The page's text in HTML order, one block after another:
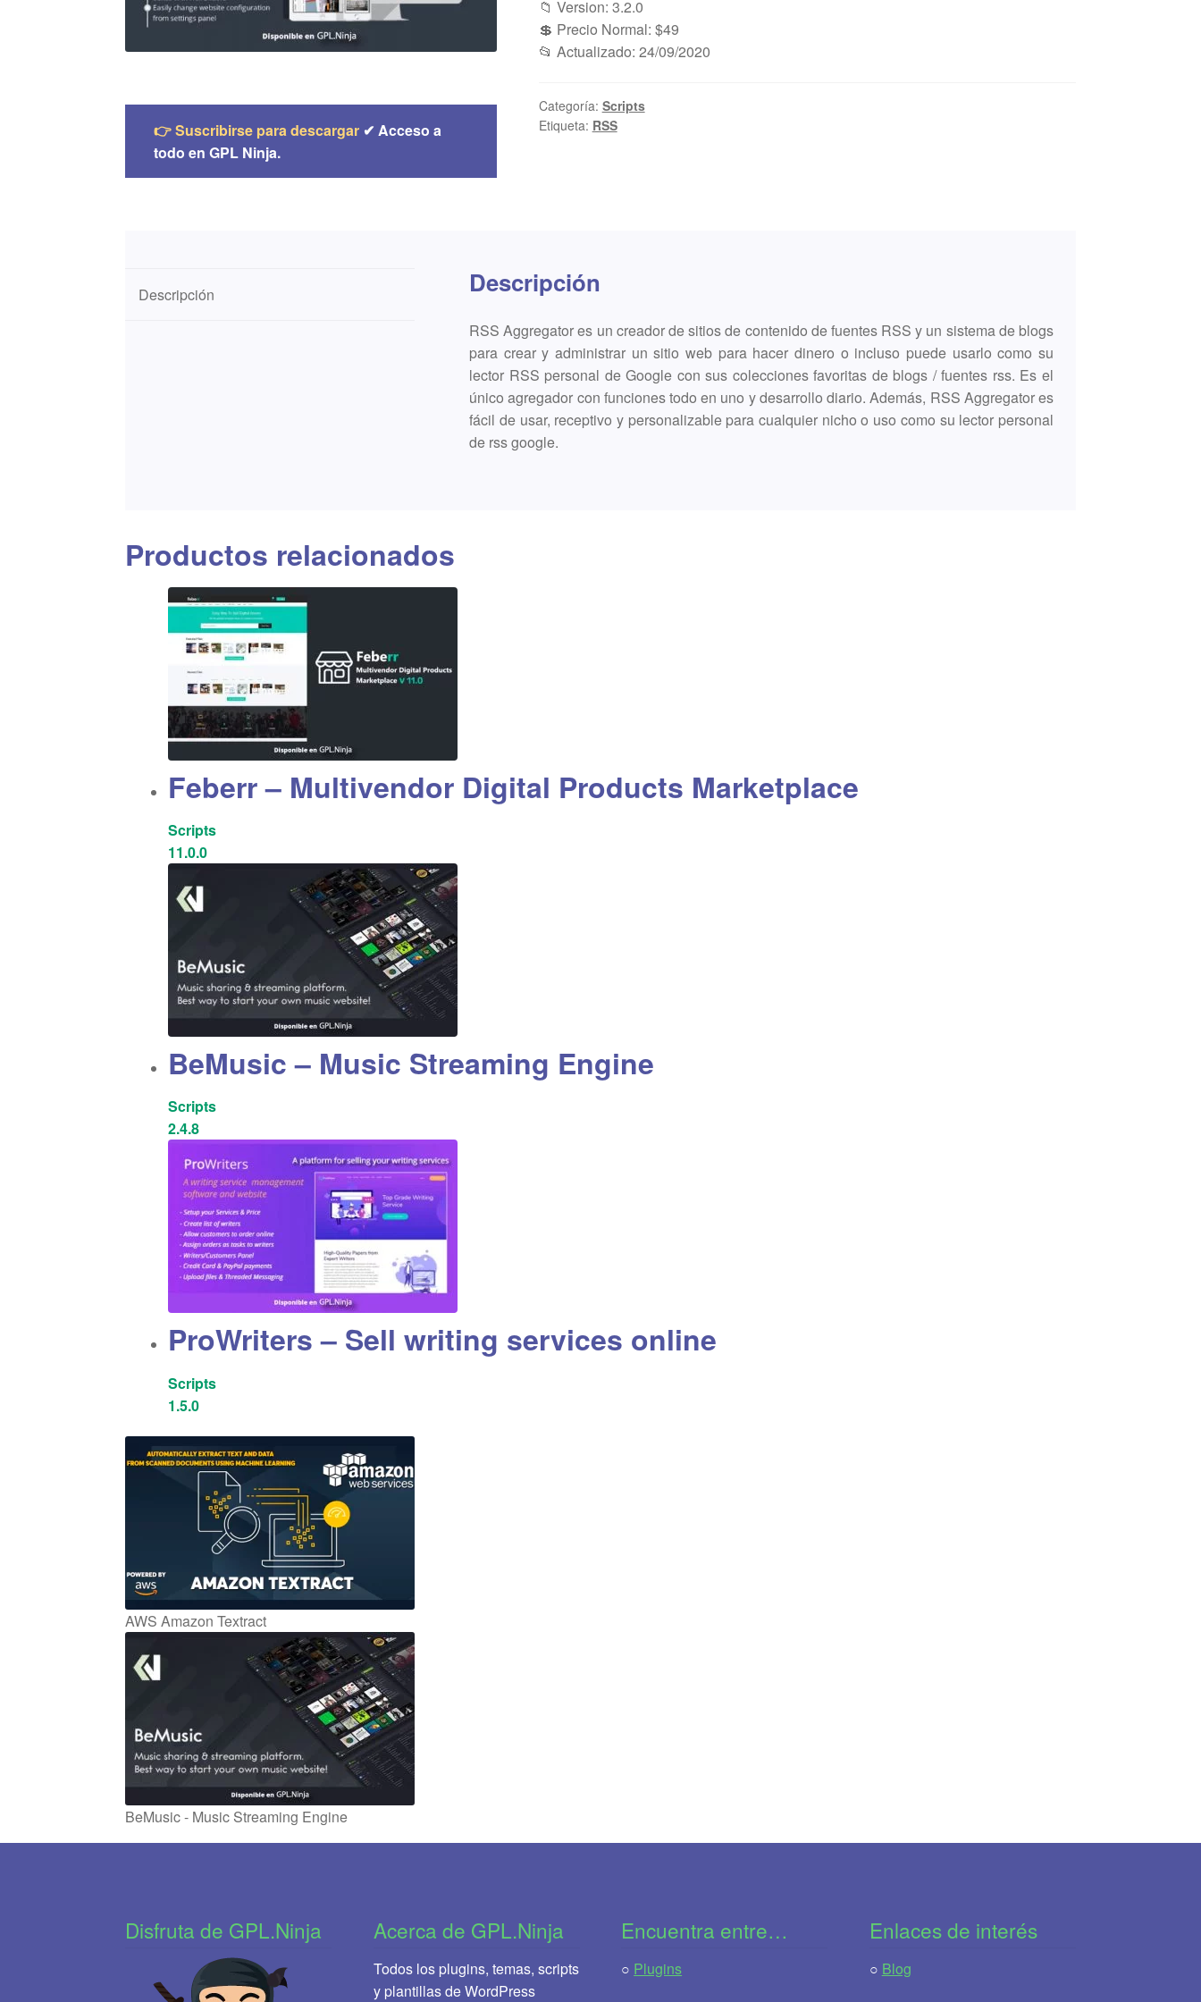
📁 Version: 3.2.0
💲 Precio Normal: $49
📂 Actualizado: 24/09/2020
Categoría: Scripts
Etiqueta: RSS
👉 Suscribirse para descargar ✔ Acceso a
todo en GPL Ninja.
Descripción Descripción
RSS Aggregator es un creador de sitios de contenido de fuentes RSS y un sistema de blogs
para crear y administrar un sitio web para hacer dinero o incluso puede usarlo como su
lector RSS personal de Google con sus colecciones favoritas de blogs / fuentes rss. Es el
único agregador con funciones todo en uno y desarrollo diario. Además, RSS Aggregator es
fácil de usar, receptivo y personalizable para cualquier nicho o uso como su lector personal
de rss google.
Productos relacionados
Feberr – Multivendor Digital Products Marketplace
Scripts
11.0.0
BeMusic – Music Streaming Engine
Scripts
2.4.8
ProWriters – Sell writing services online
Scripts
1.5.0
AWS Amazon Textract
BeMusic - Music Streaming Engine
Disfruta de GPL.Ninja Acerca de GPL.Ninja
Todos los plugins, temas, scripts
y plantillas de WordPress
Encuentra entre…
○ Plugins
Enlaces de interés
○ Blog